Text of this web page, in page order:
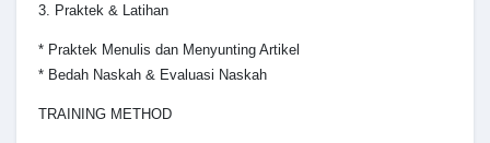
3. Praktek & Latihan
* Praktek Menulis dan Menyunting Artikel
* Bedah Naskah & Evaluasi Naskah
TRAINING METHOD